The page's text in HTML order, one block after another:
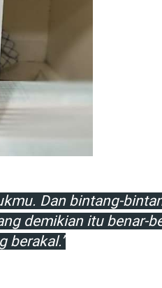
Dan bintang-
demikian itu benar-
berakal.”